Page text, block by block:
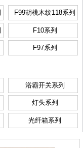
F99胡桃木纹118系列
F10系列
F97系列
浴霸开关系列
灯头系列
光纤箱系列